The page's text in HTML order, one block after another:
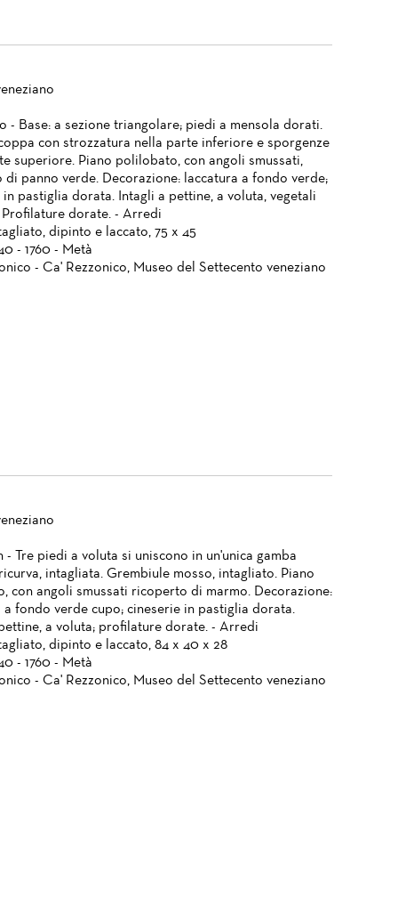
- Base: a sezione triangolare; piedi a mensola dorati.
con strozzatura nella parte inferiore e sporgenze
superiore. Piano polilobato, con angoli smussati,
panno verde. Decorazione: laccatura a fondo verde;
in pastiglia dorata. Intagli a pettine, a voluta, vegetali
dorate. - Arredi
dipinto e laccato, 75 x 45
- 1760 - Metà
- Ca' Rezzonico, Museo del Settecento veneziano
- Tre piedi a voluta si uniscono in un'unica gamba
intagliata. Grembiule mosso, intagliato. Piano
con angoli smussati ricoperto di marmo. Decorazione:
a fondo verde cupo; cineserie in pastiglia dorata.
a voluta; profilature dorate. - Arredi
dipinto e laccato, 84 x 40 x 28
- 1760 - Metà
- Ca' Rezzonico, Museo del Settecento veneziano